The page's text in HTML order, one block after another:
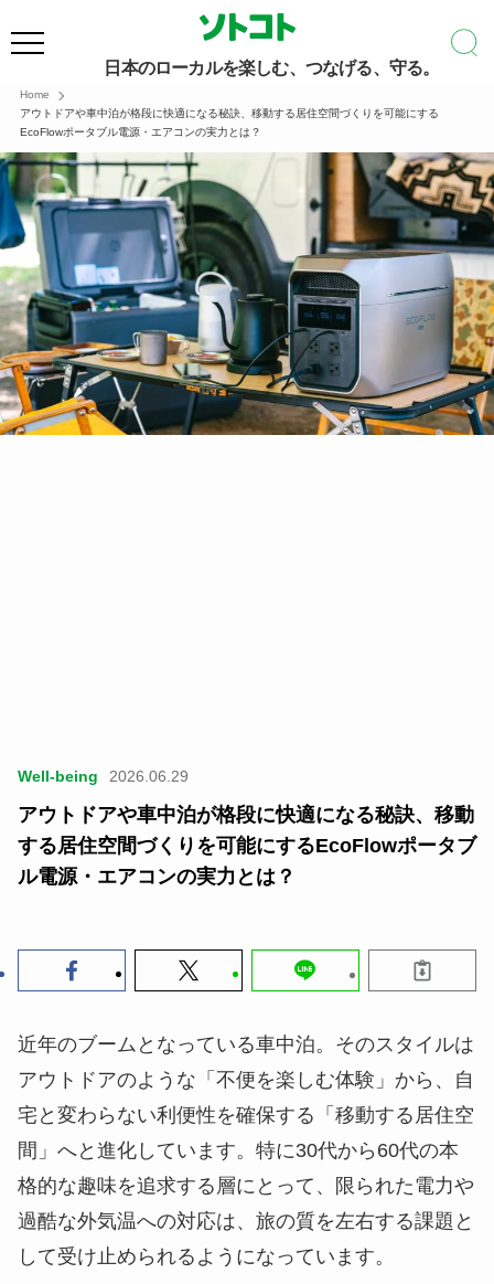
日本のローカルを楽しむ、つなげる、守る。
Home
アウトドアや車中泊が格段に快適になる秘訣、移動する居住空間づくりを可能にする
EcoFlowポータブル電源・エアコンの実力とは？
Well-being 2026.06.29
アウトドアや車中泊が格段に快適になる秘訣、移動
する居住空間づくりを可能にするEcoFlowポータブ
ル電源・エアコンの実力とは？
近年のブームとなっている車中泊。そのスタイルは
アウトドアのような「不便を楽しむ体験」から、自
宅と変わらない利便性を確保する「移動する居住空
間」へと進化しています。特に30代から60代の本
格的な趣味を追求する層にとって、限られた電力や
過酷な外気温への対応は、旅の質を左右する課題と
して受け止められるようになっています。